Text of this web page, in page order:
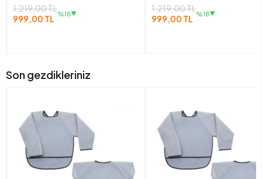
1.219,00 TL
999,00 TL %18
1.219,00 TL
999,00 TL %18
Son gezdikleriniz